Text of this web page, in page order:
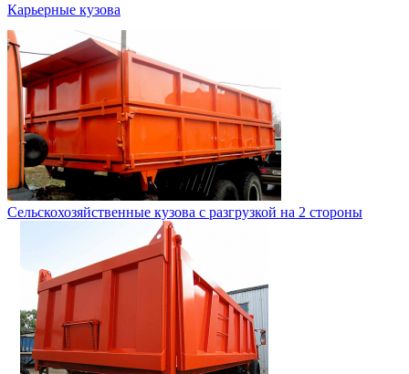
Карьерные кузова
Сельскохозяйственные кузова с разгрузкой на 2 стороны